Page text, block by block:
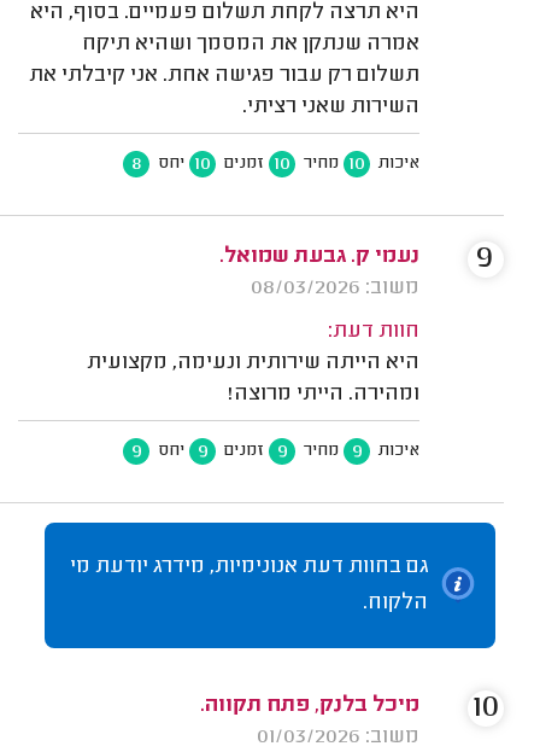
היא תרצה לקחת תשלום פעמיים. בסוף, היא
אמרה שנתקן את המסמך ושהיא תיקח
תשלום רק עבור פגישה אחת. אני קיבלתי את
השירות שאני רציתי.
איכות 10 מחיר 10 זמנים 10 יחס 8
נעמי ק. גבעת שמואל.
משוב: 08/03/2026
חוות דעת:
היא הייתה שירותית ונעימה, מקצועית
ומהירה. הייתי מרוצה!
איכות 9 מחיר 9 זמנים 9 יחס 9
9
גם בחוות דעת אנונימיות, מידרג יודעת מי
הלקוח.
מיכל בלנק, פתח תקווה.
משוב: 01/03/2026
10